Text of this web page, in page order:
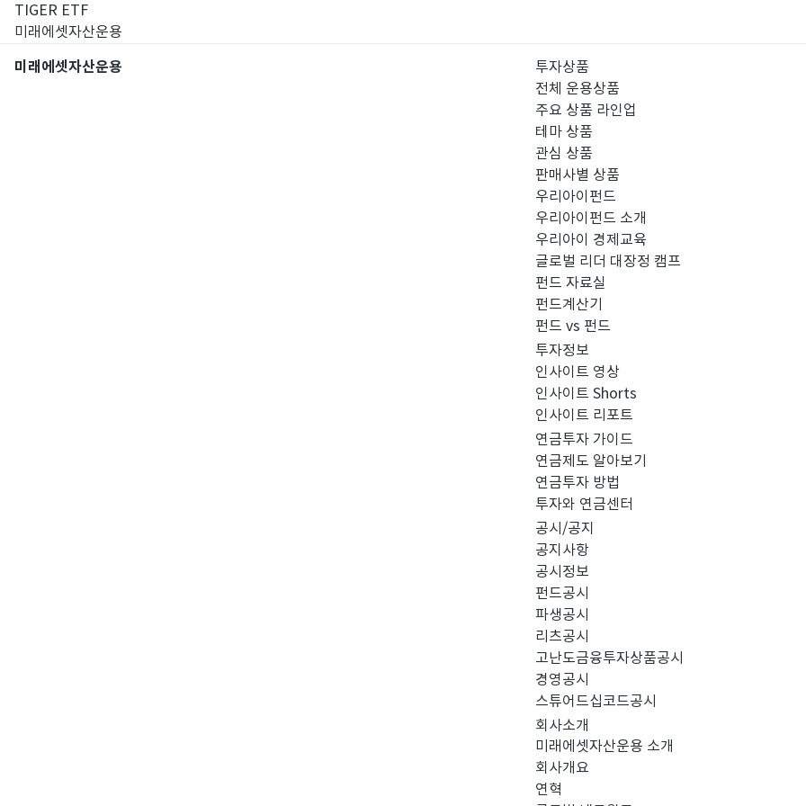
TIGER ETF
미래에셋자산운용
미래에셋자산운용
투자상품
전체 운용상품
주요 상품 라인업
테마 상품
관심 상품
판매사별 상품
우리아이펀드
우리아이펀드 소개
우리아이 경제교육
글로벌 리더 대장정 캠프
펀드 자료실
펀드계산기
펀드 vs 펀드
투자정보
인사이트 영상
인사이트 Shorts
인사이트 리포트
연금투자 가이드
연금제도 알아보기
연금투자 방법
투자와 연금센터
공시/공지
공지사항
공시정보
펀드공시
파생공시
리츠공시
고난도금융투자상품공시
경영공시
스튜어드십코드공시
회사소개
미래에셋자산운용 소개
회사개요
연혁
PICK 인사이트 (0)
경영공시 (0)
검색 결과가 없습니다.